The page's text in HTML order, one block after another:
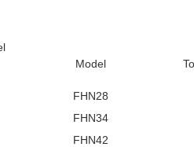
Model
FHN28
FHN34
FHN42